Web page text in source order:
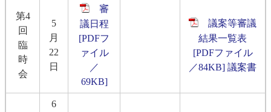
第4
回
臨
時
会
5
月
22
日
審
議日程
[PDFフ
ァイル
／
69KB]
議案等審議
結果一覧表
[PDFファイル
／84KB] 議案書
6